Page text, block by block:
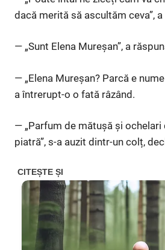
dacă merită să ascultăm ceva”,
— „Sunt Elena Mureșan”, a
— „Elena Mureșan? Parcă e
a întrerupt-o o fată râzând.
— „Parfum de mătușă și ochelari
piatră”, s-a auzit dintr-un colț,